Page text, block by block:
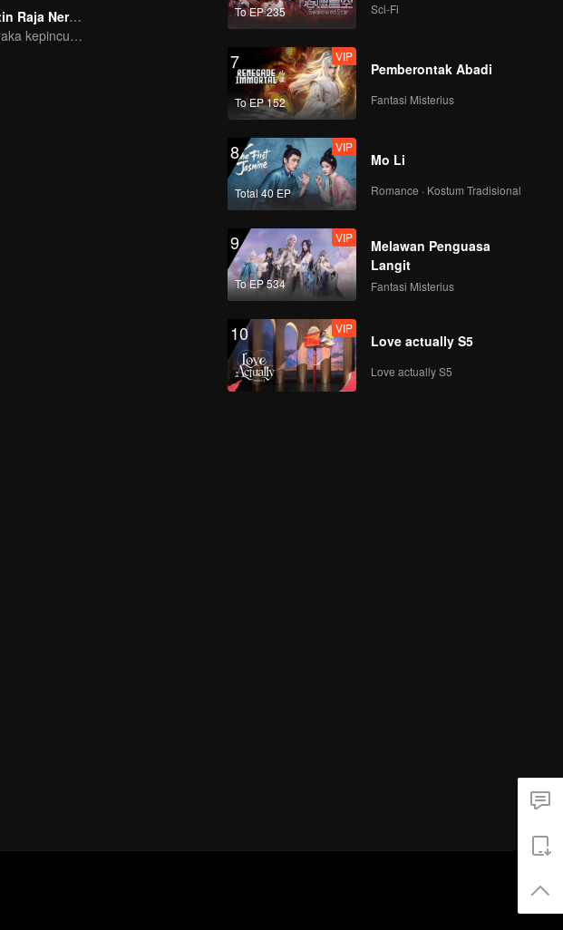
Pengantin Raja Neraka
Raja Neraka kepincut Siluman Rusa, gimana kisah lanjutannya?
To EP 235 Sci-Fi
7
To EP 152
VIP
Pemberontak Abadi
Fantasi Misterius
8
Total 40 EP
VIP
Mo Li
Romance · Kostum Tradisional
9
To EP 534
VIP
Melawan Penguasa
Langit
Fantasi Misterius
10 VIP
Love actually S5
Love actually S5